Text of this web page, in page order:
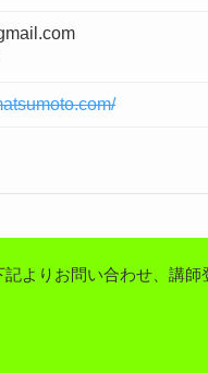
よりお問い合わせ、講師